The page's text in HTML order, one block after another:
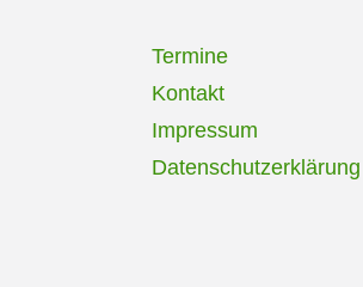
Termine
Kontakt
Impressum
Datenschutzerklärung